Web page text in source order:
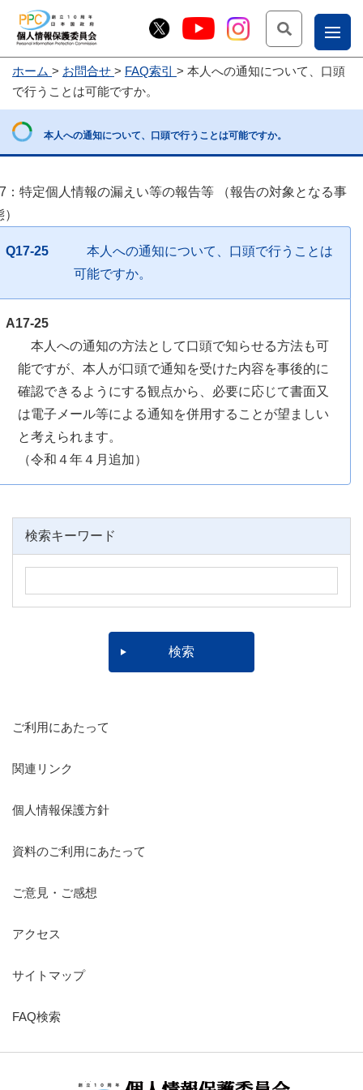
お
問
合
じょ
ホーム お問合せ FAQ索引
本人への通知について、口頭
で行うことは可能ですか。
本人への通知について、口頭で行うことは可能ですか。
：特定個人情報の漏えい等の報告等 （報告の対象となる事
Q17-25
本人への通知について、口頭で行うことは
可能ですか。
A17-25
本人への通知の方法として口頭で知らせる方法も可
能ですが、本人が口頭で通知を受けた内容を事後的に
確認できるようにする観点から、必要に応じて書面又
は電子メール等による通知を併用することが望ましい
と考えられます。
（令和４年４月追加）
検索キーワード
ご利用にあたって
関連リンク
個人情報保護方針
資料のご利用にあたって
ご意見・ご感想
アクセス
サイトマップ
FAQ検索